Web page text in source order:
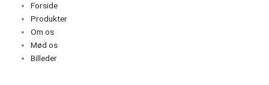
Forside
Produkter
Om os
Mød os
Billeder